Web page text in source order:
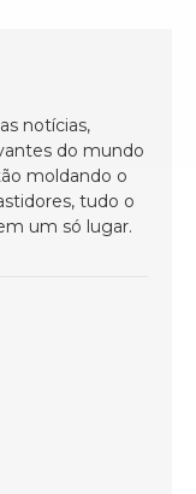
notícias,
do mundo
moldando o
tudo o
um só lugar.